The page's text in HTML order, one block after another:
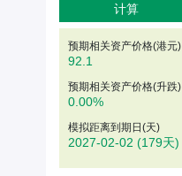
计算
预期相关资产价格(港元)
92.1
预期相关资产价格(升跌)
0.00%
模拟距离到期日(天)
2027-02-02 (179天)